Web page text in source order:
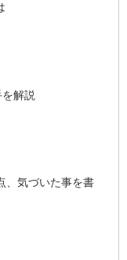
解説
、気づいた事を書